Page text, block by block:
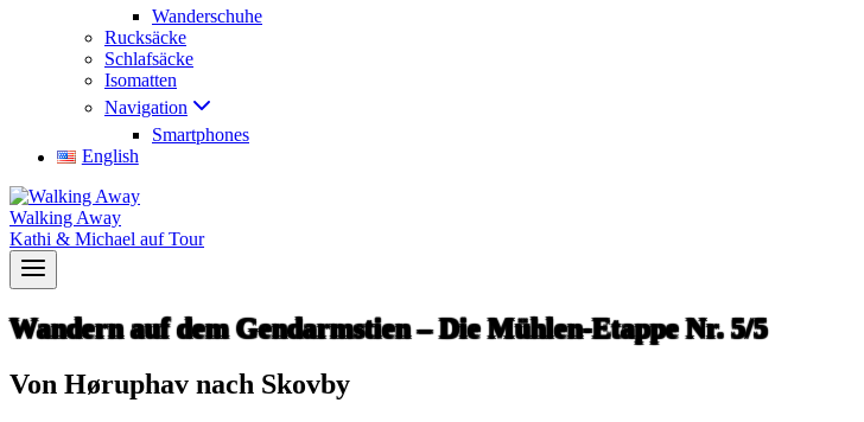
Wanderschuhe
Rucksäcke
Schlafsäcke
Isomatten
Navigation
Smartphones
English
Walking Away
Kathi & Michael auf Tour
Wandern auf dem Gendarmstien – Die Mühlen-Etappe Nr. 5/5
Von Høruphav nach Skovby